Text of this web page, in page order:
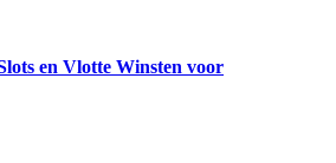
en Vlotte Winsten voor